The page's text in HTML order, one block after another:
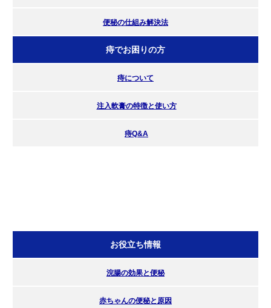
便秘の仕組み解決法
痔でお困りの方
痔について
注入軟膏の特徴と使い方
痔Q&A
お役立ち情報
浣腸の効果と便秘
赤ちゃんの便秘と原因